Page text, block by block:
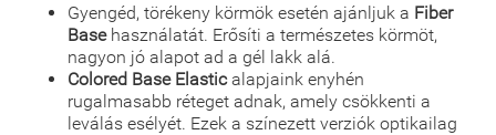
Gyengéd, törékeny körmök esetén ajánljuk a Fiber
Basehasználatát. Erősíti a természetes körmöt,
nagyon jó alapot ad a gél lakk alá.
Colored Base Elasticalapjaink enyhén
rugalmasabb réteget adnak, amely csökkenti a
leválás esélyét. Ezek a színezett verziók optikailag